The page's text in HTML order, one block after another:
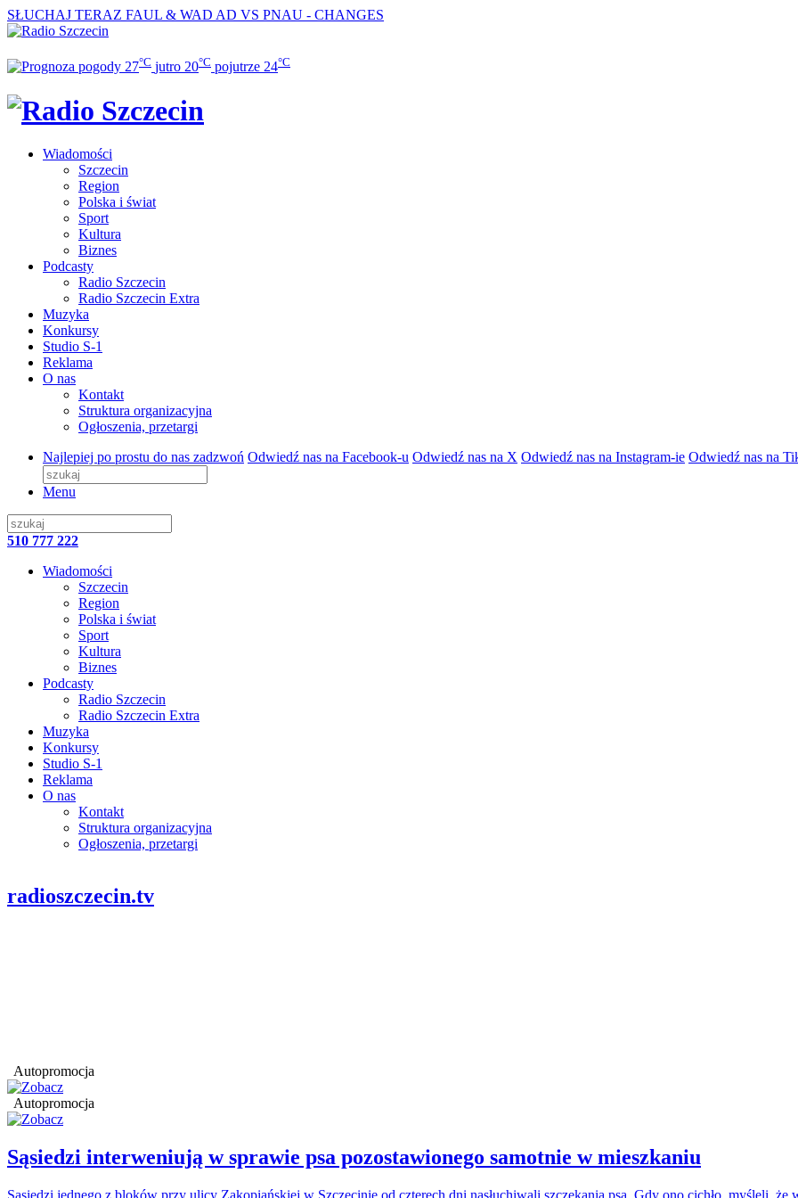
SŁUCHAJ TERAZ FAUL & WAD AD VS PNAU - CHANGES
27°C jutro 20°C pojutrze 24°C
Wiadomości
Szczecin
Region
Polska i świat
Sport
Kultura
Biznes
Podcasty
Radio Szczecin
Radio Szczecin Extra
Muzyka
Konkursy
Studio S-1
Reklama
O nas
Kontakt
Struktura organizacyjna
Ogłoszenia, przetargi
Najlepiej po prostu do nas zadzwoń Odwiedź nas na Facebook-u Odwiedź nas na X Odwiedź nas na Instagram-ie Odwiedź nas na
Menu
510 777 222
Wiadomości
Szczecin
Region
Polska i świat
Sport
Kultura
Biznes
Podcasty
Radio Szczecin
Radio Szczecin Extra
Muzyka
Konkursy
Studio S-1
Reklama
O nas
Kontakt
Struktura organizacyjna
Ogłoszenia, przetargi
radioszczecin.tv
Autopromocja
Autopromocja
Sąsiedzi interweniują w sprawie psa pozostawionego samotnie w mieszkaniu
Sąsiedzi jednego z bloków przy ulicy Zakopiańskiej w Szczecinie od czterech dni nasłuchiwali szczekania psa. Gdy ono cichło, myśleli, że